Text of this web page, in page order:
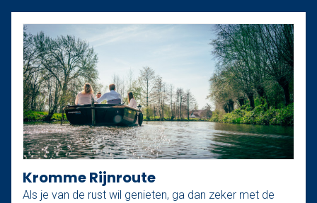
Kromme Rijnroute
Als je van de rust wil genieten, ga dan zeker met de